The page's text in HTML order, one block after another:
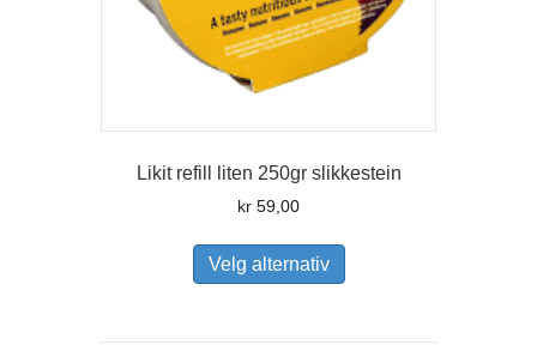
Likit refill liten 250gr slikkestein
kr 59,00
Velg alternativ
har